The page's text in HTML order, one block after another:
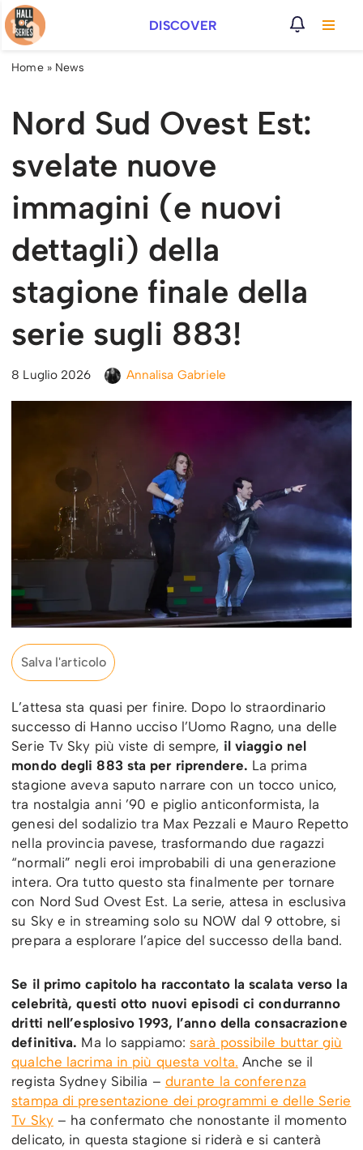
Vai
al
DISCOVER
Home» News
Nord Sud Ovest Est:
svelate nuove
immagini (e nuovi
dettagli) della
stagione finale della
serie sugli 883!
8 Luglio 2026 Annalisa Gabriele
Salva l'articolo
L’attesa sta quasi per finire. Dopo lo straordinario
successo di Hanno ucciso l’Uomo Ragno, una delle
Serie Tv Sky più viste di sempre, il viaggio nel
mondo degli 883 sta per riprendere. La prima
stagione aveva saputo narrare con un tocco unico,
tra nostalgia anni ’90 e piglio anticonformista, la
genesi del sodalizio tra Max Pezzali e Mauro Repetto
nella provincia pavese, trasformando due ragazzi
“normali” negli eroi improbabili di una generazione
intera. Ora tutto questo sta finalmente per tornare
con Nord Sud Ovest Est. La serie, attesa in esclusiva
su Sky e in streaming solo su NOW dal 9 ottobre, si
prepara a esplorare l’apice del successo della band.
Se il primo capitolo ha raccontato la scalata verso la
celebrità, questi otto nuovi episodi ci condurranno
dritti nell’esplosivo 1993, l’anno della consacrazione
definitiva. Ma lo sappiamo: sarà possibile buttar giù
qualche lacrima in più questa volta. Anche se il
regista Sydney Sibilia – durante la conferenza
stampa di presentazione dei programmi e delle Serie
Tv Sky– ha confermato che nonostante il momento
delicato, in questa stagione si riderà e si canterà